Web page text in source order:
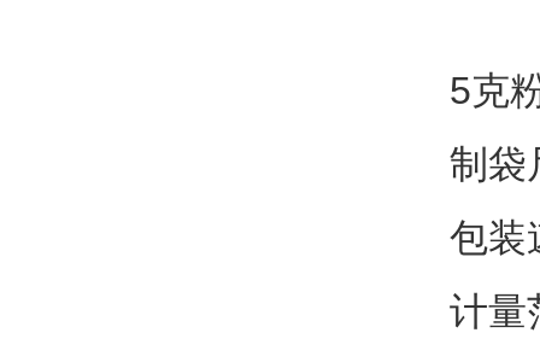
5克
制袋
包装
计量